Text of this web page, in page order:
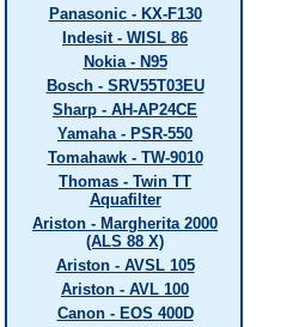
Panasonic - KX-F130
Indesit - WISL 86
Nokia - N95
Bosch - SRV55T03EU
Sharp - AH-AP24CE
Yamaha - PSR-550
Tomahawk - TW-9010
Thomas - Twin TT
Aquafilter
Ariston - Margherita 2000
(ALS 88 X)
Ariston - AVSL 105
Ariston - AVL 100
Canon - EOS 400D